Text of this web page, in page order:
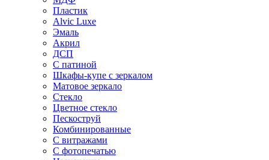
Пластик
Alvic Luxe
Эмаль
Акрил
ДСП
С патиной
Шкафы-купе с зеркалом
Матовое зеркало
Стекло
Цветное стекло
Пескоструй
Комбинированные
С витражами
С фотопечатью